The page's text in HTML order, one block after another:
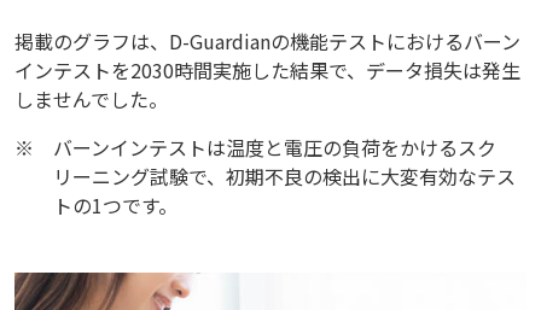
掲載のグラフは、D-Guardianの機能テストにおけるバーン
インテストを2030時間実施した結果で、データ損失は発生
しませんでした。
※
バーンインテストは温度と電圧の負荷をかけるスク
リーニング試験で、初期不良の検出に大変有効なテス
トの1つです。